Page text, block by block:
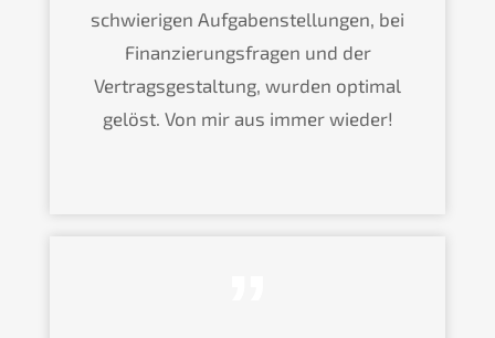
schwierigen Aufgabenstellungen, bei
Finanzierungsfragen und der
Vertragsgestaltung, wurden optimal
gelöst. Von mir aus immer wieder!